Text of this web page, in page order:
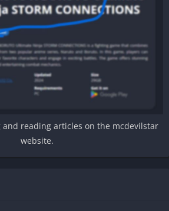
reading articles on the mcdevilstar
website.